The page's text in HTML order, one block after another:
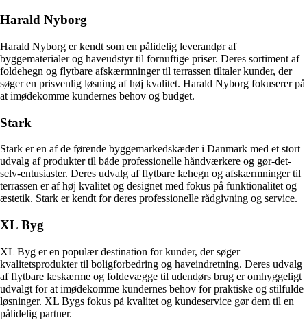
Harald Nyborg
Harald Nyborg er kendt som en pålidelig leverandør af
byggematerialer og haveudstyr til fornuftige priser. Deres sortiment af
foldehegn og flytbare afskærmninger til terrassen tiltaler kunder, der
søger en prisvenlig løsning af høj kvalitet. Harald Nyborg fokuserer på
at imødekomme kundernes behov og budget.
Stark
Stark er en af de førende byggemarkedskæder i Danmark med et stort
udvalg af produkter til både professionelle håndværkere og gør-det-
selv-entusiaster. Deres udvalg af flytbare læhegn og afskærmninger til
terrassen er af høj kvalitet og designet med fokus på funktionalitet og
æstetik. Stark er kendt for deres professionelle rådgivning og service.
XL Byg
XL Byg er en populær destination for kunder, der søger
kvalitetsprodukter til boligforbedring og haveindretning. Deres udvalg
af flytbare læskærme og foldevægge til udendørs brug er omhyggeligt
udvalgt for at imødekomme kundernes behov for praktiske og stilfulde
løsninger. XL Bygs fokus på kvalitet og kundeservice gør dem til en
pålidelig partner.